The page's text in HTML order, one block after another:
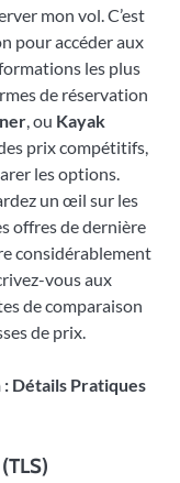
mon vol. C’est
pour accéder aux
les plus
de réservation
, ou Kayak
prix compétitifs,
les options.
un œil sur les
offres de dernière
considérablement
vous aux
de comparaison
de prix.
Détails Pratiques